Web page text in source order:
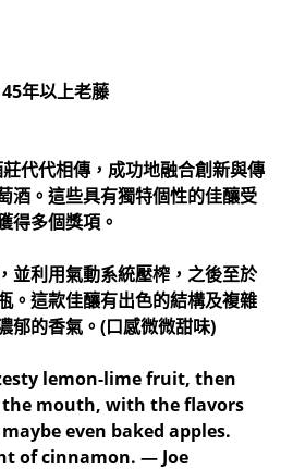
年以上老藤
代代相傳，成功地融合創新與傳
酒。這些具有獨特個性的佳釀受
得多個獎項。
並利用氣動系統壓榨，之後至於
。這款佳釀有出色的結構及複雜
郁的香氣。(口感微微甜味)
lemon-lime fruit, then
mouth, with the flavors
even baked apples.
of cinnamon. — Joe